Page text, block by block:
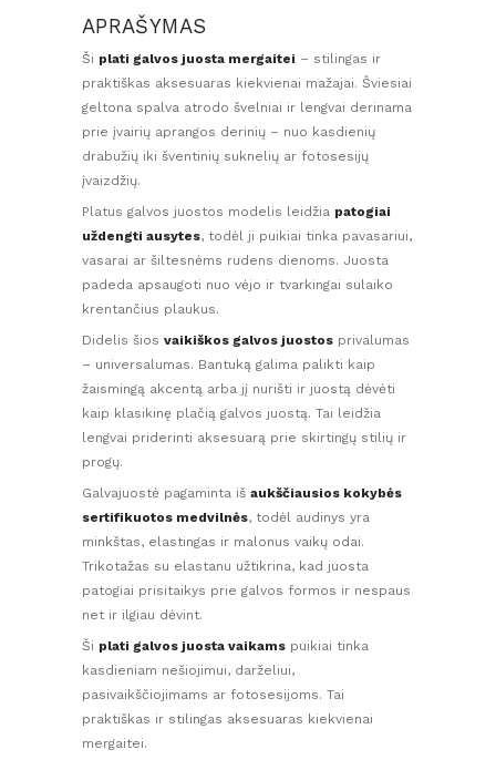
APRAŠYMAS
Ši plati galvos juosta mergaitei – stilingas ir
praktiškas aksesuaras kiekvienai mažajai. Šviesiai
geltona spalva atrodo švelniai ir lengvai derinama
prie įvairių aprangos derinių – nuo kasdienių
drabužių iki šventinių suknelių ar fotosesijų
įvaizdžių.
Platus galvos juostos modelis leidžia patogiai
uždengti ausytes, todėl ji puikiai tinka pavasariui,
vasarai ar šiltesnėms rudens dienoms. Juosta
padeda apsaugoti nuo vėjo ir tvarkingai sulaiko
krentančius plaukus.
Didelis šios vaikiškos galvos juostos privalumas
– universalumas. Bantuką galima palikti kaip
žaismingą akcentą arba jį nurišti ir juostą dėvėti
kaip klasikinę plačią galvos juostą. Tai leidžia
lengvai priderinti aksesuarą prie skirtingų stilių ir
progų.
Galvajuostė pagaminta iš aukščiausios kokybės
sertifikuotos medvilnės, todėl audinys yra
minkštas, elastingas ir malonus vaikų odai.
Trikotažas su elastanu užtikrina, kad juosta
patogiai prisitaikys prie galvos formos ir nespaus
net ir ilgiau dėvint.
Ši plati galvos juosta vaikams puikiai tinka
kasdieniam nešiojimui, darželiui,
pasivaikščiojimams ar fotosesijoms. Tai
praktiškas ir stilingas aksesuaras kiekvienai
mergaitei.